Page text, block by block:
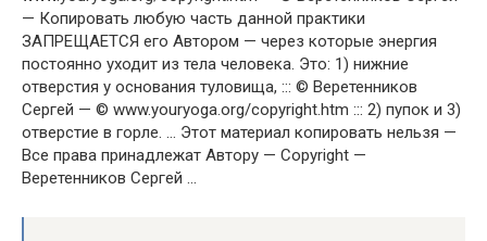
— Копировать любую часть данной практики
ЗАПРЕЩАЕТСЯ его Автором — через которые энергия
постоянно уходит из тела человека. Это: 1) нижние
отверстия у основания туловища, ::: © Веретенников
Сергей — © www.youryoga.org/copyright.htm ::: 2) пупок и 3)
отверстие в горле. … Этот материал копировать нельзя —
Все права принадлежат Автору — Copyright —
Веретенников Сергей …